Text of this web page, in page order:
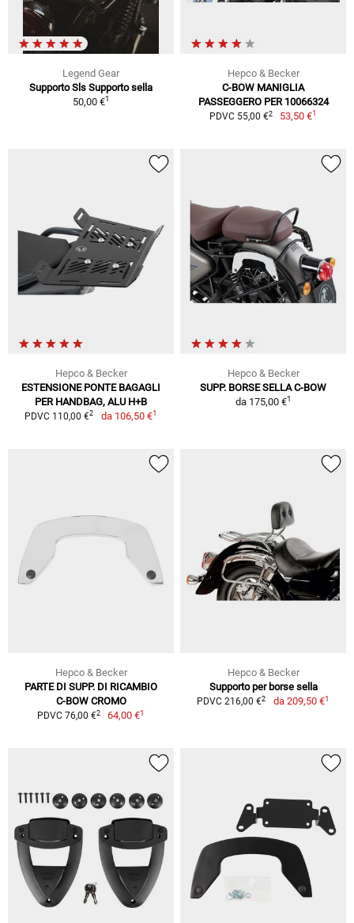
Legend Gear
Supporto Sls Supporto sella
50,00 €1
Hepco & Becker
C-BOW MANIGLIA
PASSEGGERO PER 10066324
PDVC 55,00 €2 53,50 €1
Hepco & Becker
ESTENSIONE PONTE BAGAGLI
PER HANDBAG, ALU H+B
PDVC 110,00 €2 da 106,50 €1
Hepco & Becker
SUPP. BORSE SELLA C-BOW
da 175,00 €1
Hepco & Becker
PARTE DI SUPP. DI RICAMBIO
C-BOW CROMO
PDVC 76,00 €2 64,00 €1
Hepco & Becker
Supporto per borse sella
PDVC 216,00 €2 da 209,50 €1